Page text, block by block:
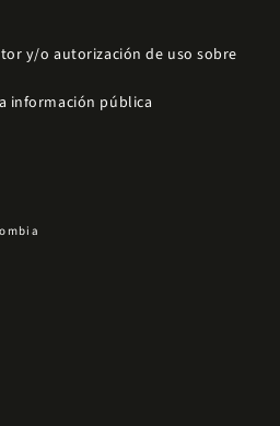
y/o autorización de uso sobre
información pública